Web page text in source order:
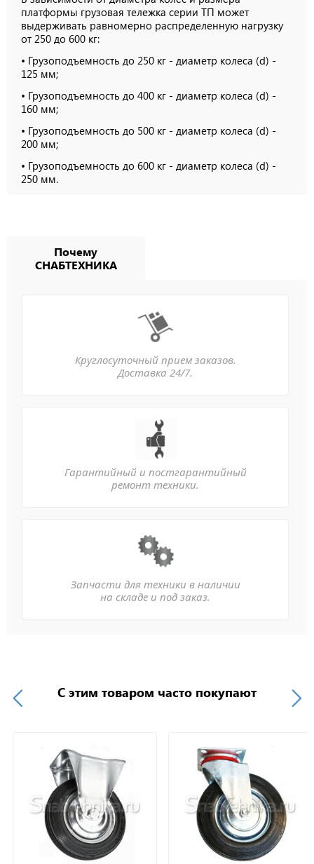
платформы грузовая тележка серии ТП может
выдерживать равномерно распределенную нагрузку
от 250 до 600 кг:
• Грузоподъемность до 250 кг - диаметр колеса (d) -
125 мм;
• Грузоподъемность до 400 кг - диаметр колеса (d) -
160 мм;
• Грузоподъемность до 500 кг - диаметр колеса (d) -
200 мм;
• Грузоподъемность до 600 кг - диаметр колеса (d) -
250 мм.
Почему
СНАБТЕХНИКА
Круглосуточный прием заказов.
Доставка 24/7.
Гарантийный и постгарантийный
ремонт техники.
Запчасти для техники в наличии
на складе и под заказ.
С этим товаром часто покупают